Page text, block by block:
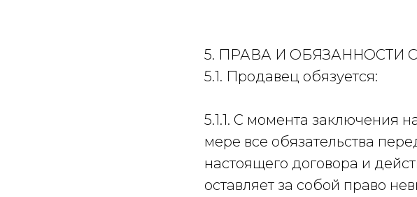
5. ПРАВА И ОБЯЗАННОСТИ
5.1. Продавец обязуется:
5.1.1. С момента заключения
мере все обязательства
настоящего договора и
оставляет за собой право